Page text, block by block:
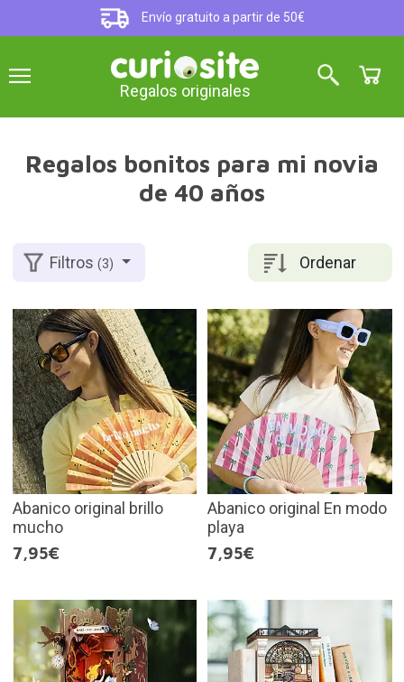
Envío gratuito a partir de 50€
Regalos originales
Regalos bonitos para mi novia
de 40 años
Ordenar
Filtros(3)
Abanico original brillo
mucho
7,95€
Abanico original En modo
playa
7,95€